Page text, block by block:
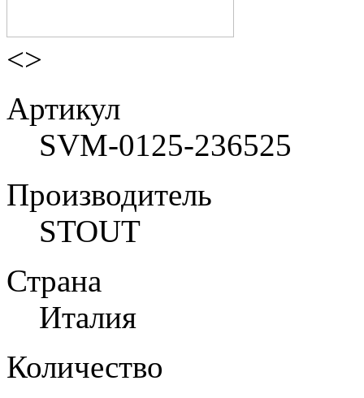
<>
Артикул
SVM-0125-236525
Производитель
STOUT
Страна
Италия
Количество